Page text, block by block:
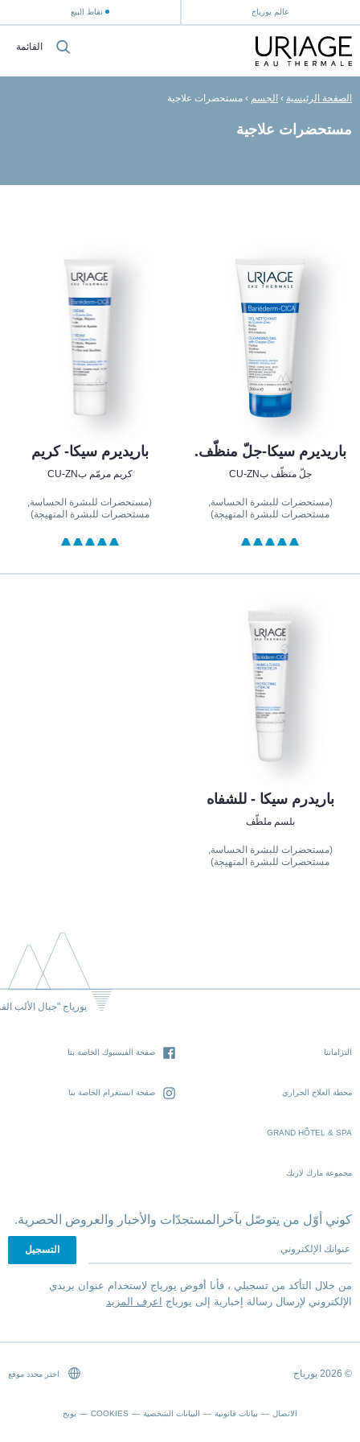
عالم يورياج نقاط البيع
القائمة
الصفحة الرئيسية › الجسم › مستحضرات علاجية
مستحضرات علاجية
باريديرم سيكا-جلّ منظّف.
جلّ منظّف بCU-ZN
(مستحضرات للبشرة الحساسة,
مستحضرات للبشرة المتهيجة)
باريديرم سيكا- كريم
كريم مرمّم بCU-ZN
(مستحضرات للبشرة الحساسة,
مستحضرات للبشرة المتهيجة)
باريدرم سيكا - للشفاه
بلسم ملطّف
(مستحضرات للبشرة الحساسة,
مستحضرات للبشرة المتهيجة)
يورياج "جبال الألب
التزاماتنا
محطة العلاج الحراري
GRAND HÔTEL & SPA
مجموعة مارك لاريك
صفحة الفيسبوك الخاصة بنا
صفحة انستغرام الخاصة بنا
كوني أوّل من يتوصّل بآخرالمستجدّات والأخبار والعروض الحصرية.
عنوانك الإلكتروني
من خلال التأكد من تسجيلي ، فأنا أفوض يورياج لاستخدام عنوان بريدي
الإلكتروني لإرسال رسالة إخبارية إلى يورياج
اعرف المزيد
© 2026 يورياج
الاتصال بيانات قانونية البيانات الشخصية COOKIES بويج
اختر محدد موقع